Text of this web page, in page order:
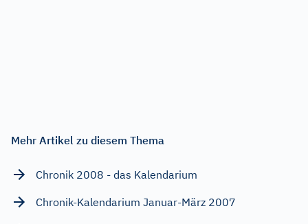
Mehr Artikel zu diesem Thema
Chronik 2008 - das Kalendarium
Chronik-Kalendarium Januar-März 2007